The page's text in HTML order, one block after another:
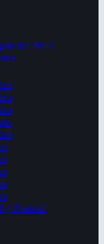
del NEA
y Natural